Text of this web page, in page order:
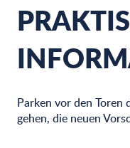
Parken vor den Toren
gehen, die neuen